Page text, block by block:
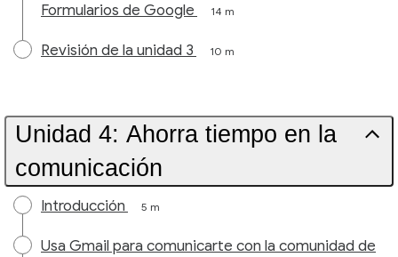
Formularios de Google
14 m
Revisión de la unidad 3 10 m
Unidad 4: Ahorra tiempo en la
comunicación
Introducción 5 m
Usa Gmail para comunicarte con la comunidad de